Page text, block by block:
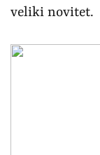
veliki novitet.